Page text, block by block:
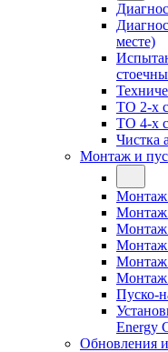
месте)
ТО 2-х
ТО 4-х
Чистка
Монтаж и
Монтаж
Монтаж
Монтаж
Монтаж
Монтаж
Монтаж
Пуско-
Energy
Обновления